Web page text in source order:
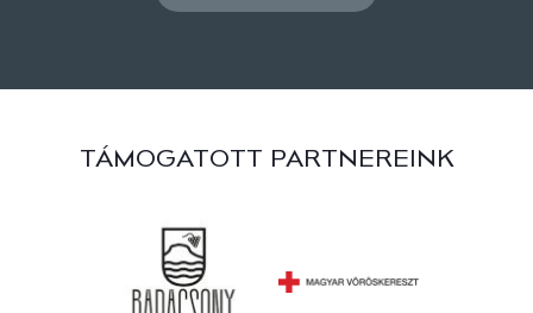
TÁMOGATOTT PARTNEREINK